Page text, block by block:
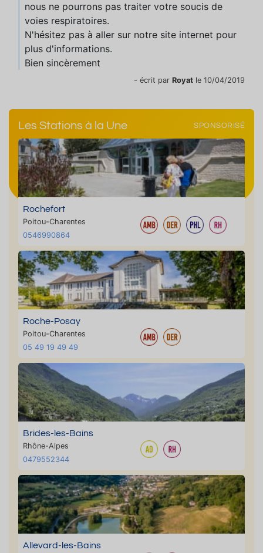
nous ne pourrons pas traiter votre soucis de
voies respiratoires.
N'hésitez pas à aller sur notre site internet pour
plus d'informations.
Bien sincèrement
- écrit par Royat le 10/04/2019
Les Stations à la Une SPONSORISÉ
Rochefort
Poitou-Charentes
0546990864
Roche-Posay
Poitou-Charentes
05 49 19 49 49
Brides-les-Bains
Rhône-Alpes
0479552344
Allevard-les-Bains